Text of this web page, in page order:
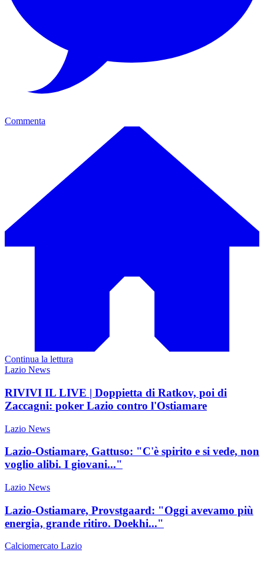
Commenta
Continua la lettura
Lazio News
RIVIVI IL LIVE | Doppietta di Ratkov, poi di
Zaccagni: poker Lazio contro l'Ostiamare
Lazio News
Lazio-Ostiamare, Gattuso: "C'è spirito e si vede, non
voglio alibi. I giovani..."
Lazio News
Lazio-Ostiamare, Provstgaard: "Oggi avevamo più
energia, grande ritiro. Doekhi..."
Calciomercato Lazio